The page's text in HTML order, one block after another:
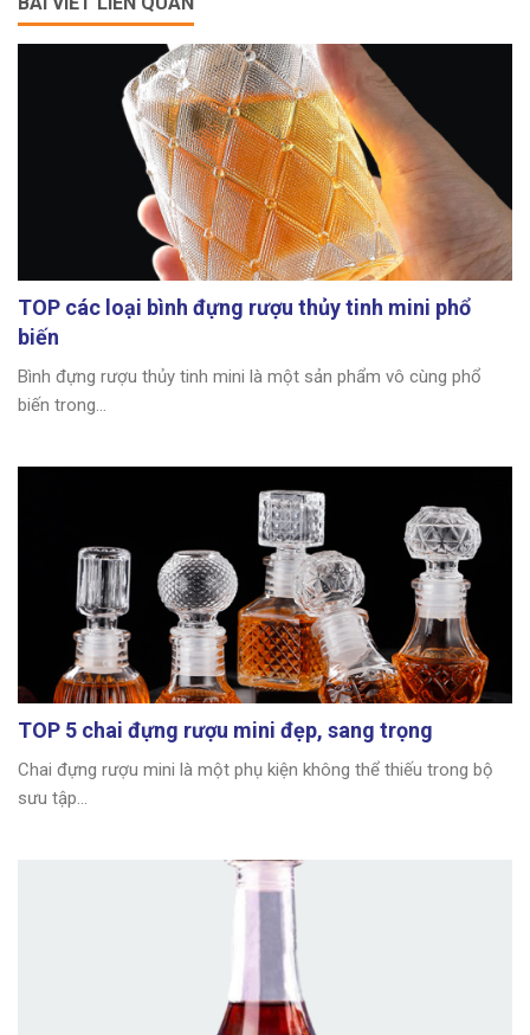
TOP các loại bình đựng rượu thủy tinh mini phổ
biến
Bình đựng rượu thủy tinh mini là một sản phẩm vô cùng phổ
biến trong...
TOP 5 chai đựng rượu mini đẹp, sang trọng
Chai đựng rượu mini là một phụ kiện không thể thiếu trong bộ
sưu tập...